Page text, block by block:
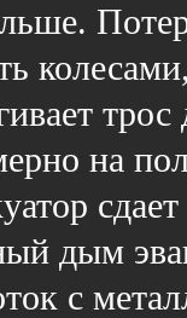
трос
на
дым
с